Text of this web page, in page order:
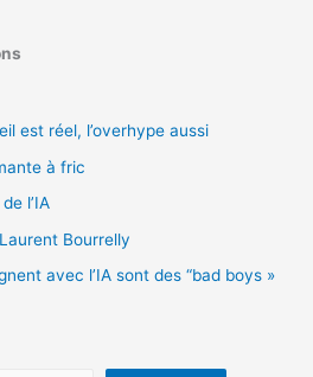
est réel, l’overhype aussi
à fric
l’IA
Bourrelly
avec l’IA sont des “bad boys »